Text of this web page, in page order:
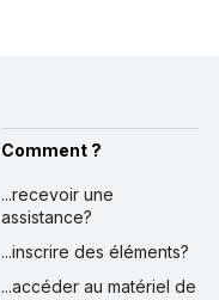
Comment ?
...recevoir une
assistance?
...inscrire des éléments?
...accéder au matériel de